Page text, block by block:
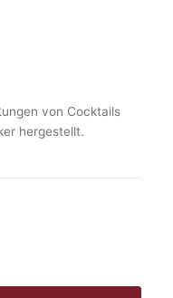
von Cocktails
hergestellt.